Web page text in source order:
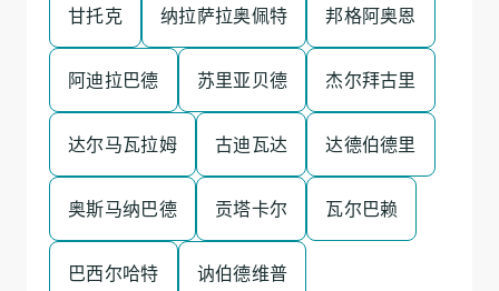
甘托克 纳拉萨拉奥佩特 邦格阿奥恩
阿迪拉巴德 苏里亚贝德 杰尔拜古里
达尔马瓦拉姆 古迪瓦达 达德伯德里
奥斯马纳巴德 贡塔卡尔 瓦尔巴赖
巴西尔哈特 讷伯德维普